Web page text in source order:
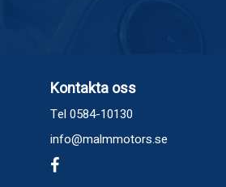
Kontakta oss
Tel 0584-10130
info@malmmotors.se